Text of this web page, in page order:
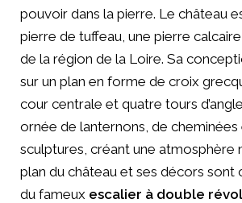
pouvoir dans la pierre. Le château
pierre de tuffeau, une pierre
de la région de la Loire. Sa
sur un plan en forme de croix
cour centrale et quatre tours
ornée de lanternons, de cheminées
sculptures, créant une atmosphère
plan du château et ses décors sont
du fameux escalier à double